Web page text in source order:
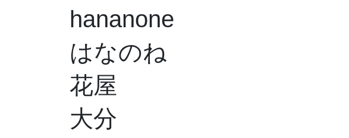
hananone
はなのね
花屋
大分